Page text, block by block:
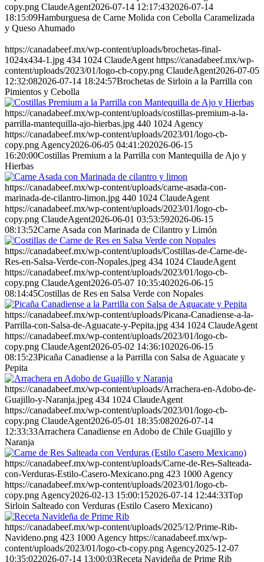
copy.png ClaudeAgent2026-07-14 12:17:432026-07-14
18:15:09Hamburguesa de Carne Molida con Cebolla Caramelizada
y Queso Ahumado
https://canadabeef.mx/wp-content/uploads/brochetas-final-
1024x434-1.jpg 434 1024 ClaudeAgent https://canadabeef.mx/wp-
content/uploads/2023/01/logo-cb-copy.png ClaudeAgent2026-07-05
12:32:082026-07-14 18:24:57Brochetas de Sirloin a la Parrilla con
Pimientos y Cebolla
https://canadabeef.mx/wp-content/uploads/costillas-premium-a-la-
parrilla-mantequilla-ajo-hierbas.jpg 440 1024 Agency
https://canadabeef.mx/wp-content/uploads/2023/01/logo-cb-
copy.png Agency2026-06-05 04:41:202026-06-15
16:20:00Costillas Premium a la Parrilla con Mantequilla de Ajo y
Hierbas
https://canadabeef.mx/wp-content/uploads/carne-asada-con-
marinada-de-cilantro-limon.jpg 440 1024 ClaudeAgent
https://canadabeef.mx/wp-content/uploads/2023/01/logo-cb-
copy.png ClaudeAgent2026-06-01 03:53:592026-06-15
08:13:52Carne Asada con Marinada de Cilantro y Limón
https://canadabeef.mx/wp-content/uploads/Costillas-de-Carne-de-
Res-en-Salsa-Verde-con-Nopales.jpeg 434 1024 ClaudeAgent
https://canadabeef.mx/wp-content/uploads/2023/01/logo-cb-
copy.png ClaudeAgent2026-05-07 10:35:402026-06-15
08:14:45Costillas de Res en Salsa Verde con Nopales
https://canadabeef.mx/wp-content/uploads/Picana-Canadiense-a-la-
Parrilla-con-Salsa-de-Aguacate-y-Pepita.jpg 434 1024 ClaudeAgent
https://canadabeef.mx/wp-content/uploads/2023/01/logo-cb-
copy.png ClaudeAgent2026-05-02 14:36:102026-06-15
08:15:23Picaña Canadiense a la Parrilla con Salsa de Aguacate y
Pepita
https://canadabeef.mx/wp-content/uploads/Arrachera-en-Adobo-de-
Guajillo-y-Naranja.jpeg 434 1024 ClaudeAgent
https://canadabeef.mx/wp-content/uploads/2023/01/logo-cb-
copy.png ClaudeAgent2026-05-01 18:35:082026-07-14
12:33:33Arrachera Canadiense en Adobo de Chile Guajillo y
Naranja
https://canadabeef.mx/wp-content/uploads/Carne-de-Res-Salteada-
con-Verduras-Estilo-Casero-Mexicano.png 423 1000 Agency
https://canadabeef.mx/wp-content/uploads/2023/01/logo-cb-
copy.png Agency2026-02-13 15:00:152026-07-14 12:44:33Top
Sirloin Salteado con Verduras (Estilo Casero Mexicano)
https://canadabeef.mx/wp-content/uploads/2025/12/Prime-Rib-
Navideno.png 423 1000 Agency https://canadabeef.mx/wp-
content/uploads/2023/01/logo-cb-copy.png Agency2025-12-07
10:35:022026-07-14 13:00:03Receta Navideña de Prime Rib